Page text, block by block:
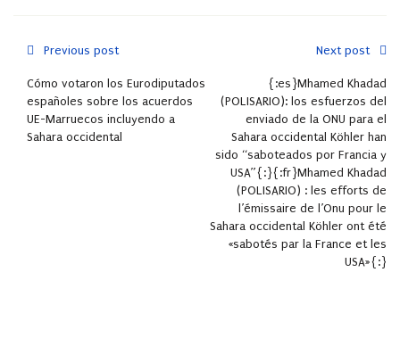
Previous post
Cómo votaron los Eurodiputados
españoles sobre los acuerdos
UE-Marruecos incluyendo a
Sahara occidental
Next post
{:es}Mhamed Khadad
(POLISARIO): los esfuerzos del
enviado de la ONU para el
Sahara occidental Köhler han
sido “saboteados por Francia y
USA”{:}{:fr}Mhamed Khadad
(POLISARIO) : les efforts de
l’émissaire de l’Onu pour le
Sahara occidental Köhler ont été
«sabotés par la France et les
USA»{:}